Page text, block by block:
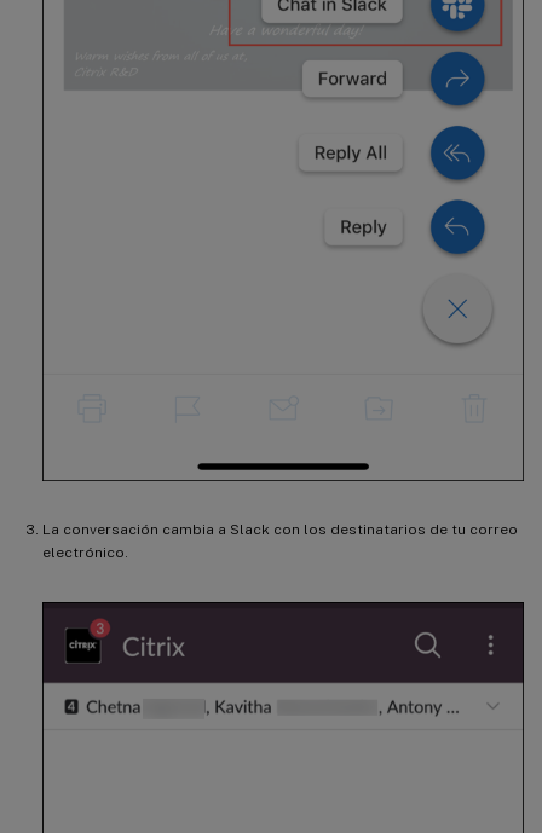
La conversación cambia a Slack con los destinatarios de tu correo
electrónico.